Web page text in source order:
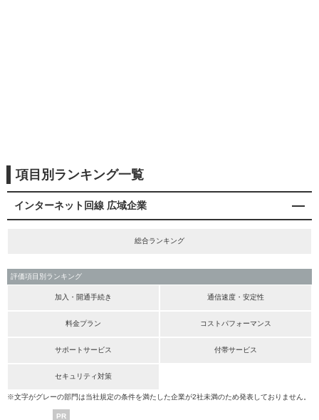
項目別ランキング一覧
インターネット回線 広域企業
総合ランキング
評価項目別ランキング
加入・開通手続き 通信速度・安定性
料金プラン コストパフォーマンス
サポートサービス 付帯サービス
セキュリティ対策
※文字がグレーの部門は当社規定の条件を満たした企業が2社未満のため発表しておりません。
PR